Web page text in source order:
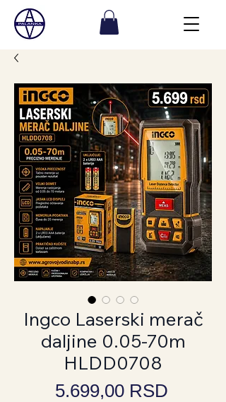
Ingco Laserski merač
daljine 0.05-70m
HLDD0708
5.699,00 RSDPrice